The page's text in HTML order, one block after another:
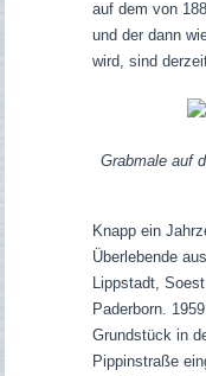
auf dem von
und der dann
wird, sind
Grabmale auf
Knapp ein
Überlebende
Lippstadt,
Paderborn.
Grundstück in
Pippinstraße